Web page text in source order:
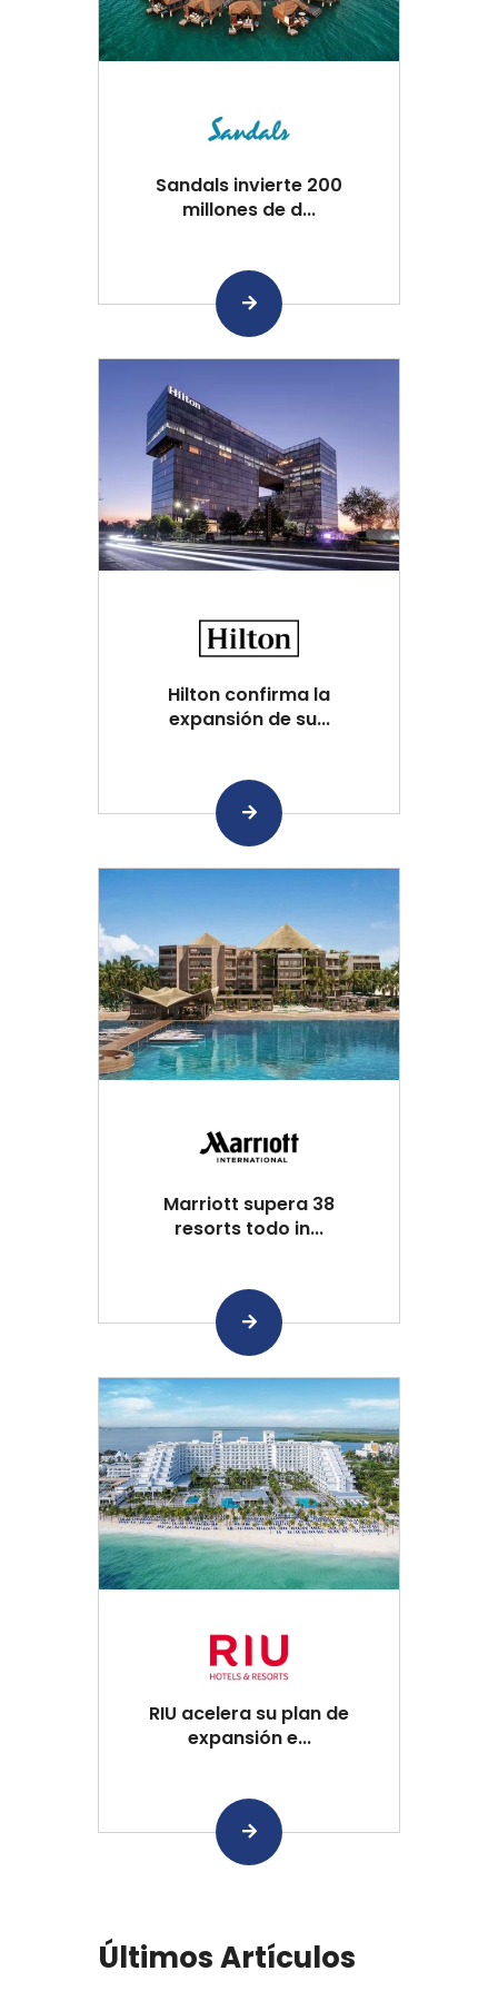
Sandals invierte 200
millones de d...
Hilton confirma la
expansión de su...
Marriott supera 38
resorts todo in...
RIU acelera su plan de
expansión e...
Últimos Artículos